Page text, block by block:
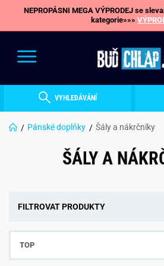
NEPROPÁSNI MEGA VÝPRODEJ se
kategorie»»»
VYHLEDÁVÁNÍ
Pánské doplňky Šály a nákrčníky
ŠÁLY A
FILTROVAT PRODUKTY
TOP